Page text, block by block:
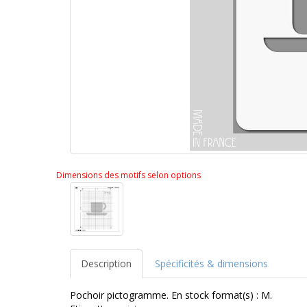
Dimensions des motifs selon options
Description Spécificités & dimensions
Pochoir pictogramme. En stock format(s) : M.